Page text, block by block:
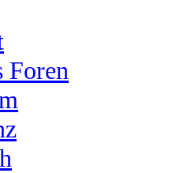
Foren